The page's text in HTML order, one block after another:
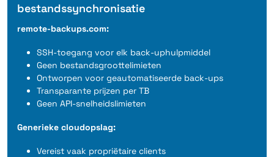
bestandssynchronisatie
remote-backups.com:
SSH-toegang voor elk back-uphulpmiddel
Geen bestandsgroottelimieten
Ontworpen voor geautomatiseerde back-ups
Transparante prijzen per TB
Geen API-snelheidslimieten
Generieke cloudopslag:
Vereist vaak propriëtaire clients